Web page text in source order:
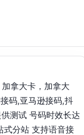
拿大卡，加拿大
码,亚马逊接码,抖
测试 号码时效长达
式分站 支持语音接